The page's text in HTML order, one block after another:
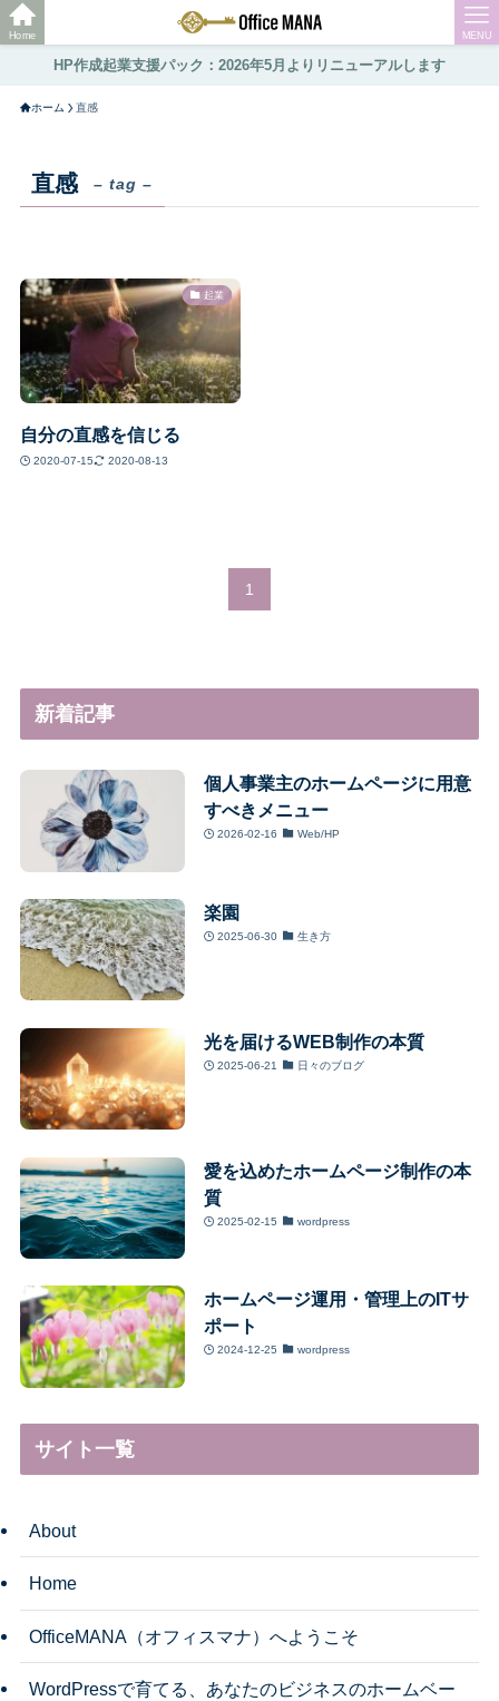
Home MENU
HP作成起業支援パック：2026年5月よりリニューアルします
ホーム 直感
直感 – tag –
起業
自分の直感を信じる
2020-07-15 2020-08-13
1
新着記事
個人事業主のホームページに用意
すべきメニュー
2026-02-16 Web/HP
楽園
2025-06-30 生き方
光を届けるWEB制作の本質
2025-06-21 日々のブログ
愛を込めたホームページ制作の本
質
2025-02-15 wordpress
ホームページ運用・管理上のITサ
ポート
2024-12-25 wordpress
サイト一覧
About
Home
OfficeMANA（オフィスマナ）へようこそ
WordPressで育てる、あなたのビジネスのホームベー